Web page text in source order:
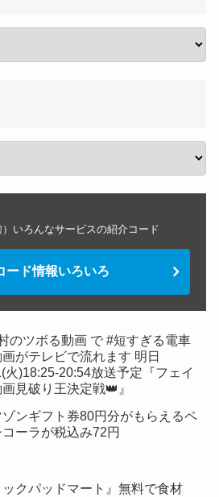
いろんなサービスの紹介コード
ード情報いろいろ
のツボる動画 で #短すぎる電車
がテレビで流れます 明日
火)18:25-20:54放送予定『フェイ
画見破り王決定戦👑』
ゾンギフト券80円分がもらえるペ
コーラが税込み72円
ックパッドマート』無料で食材